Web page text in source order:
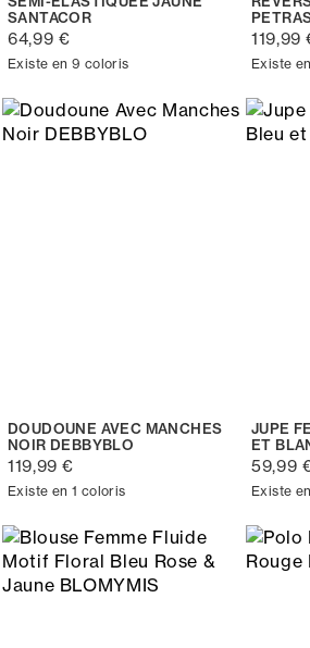
SANTACOR
64,99 €
Existe en 9 coloris
119,99
Existe
DOUDOUNE AVEC MANCHES
NOIR DEBBYBLO
119,99 €
Existe en 1 coloris
JUPE
ET
59,99
Existe